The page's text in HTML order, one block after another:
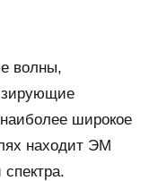
волны,
широкое
находит ЭМ